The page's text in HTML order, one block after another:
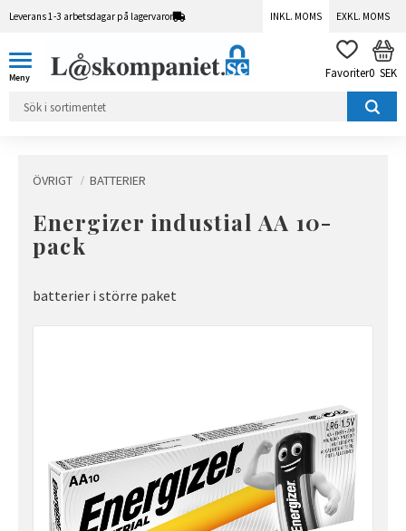
Leverans 1-3 arbetsdagar på lagervaror INKL. MOMS EXKL. MOMS
FAVORITER
0 SEK
ÖVRIGT BATTERIER
Energizer industial AA 10-
pack
batterier i större paket